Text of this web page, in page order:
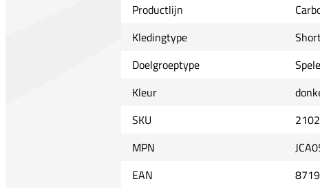
Productlijn
Kledingtype
Doelgroeptype
Kleur
SKU
MPN
EAN